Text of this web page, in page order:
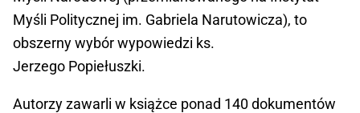
Myśli Politycznej im. Gabriela Narutowicza), to
obszerny wybór wypowiedzi ks.
Jerzego Popiełuszki.
Autorzy zawarli w książce ponad 140 dokumentów